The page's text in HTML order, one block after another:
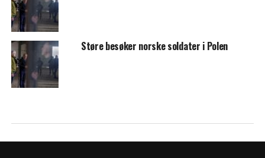
Støre besøker norske soldater i Polen